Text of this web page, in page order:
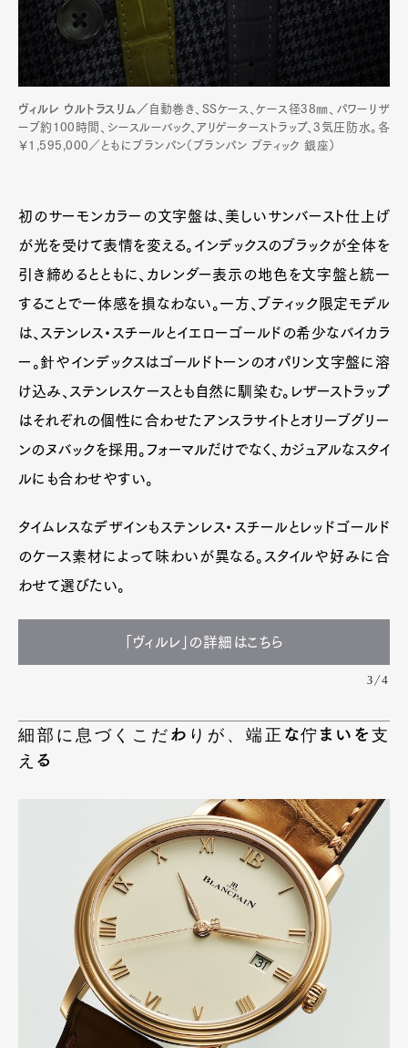
ヴィルレ ウルトラスリム／ 自動巻き、SSケース、ケース径38㎜、パワーリザ
ーブ約100時間、シースルーバック、アリゲーターストラップ、3気圧防水。各
￥1,595,000／ともにブランパン（ブランパン ブティック 銀座）
初のサーモンカラーの文字盤は、美しいサンバースト仕上げ
が光を受けて表情を変える。インデックスのブラックが全体を
引き締めるとともに、カレンダー表示の地色を文字盤と統一
することで一体感を損なわない。一方、ブティック限定モデル
は、ステンレス・スチールとイエローゴールドの希少なバイカラ
ー。針やインデックスはゴールドトーンのオパリン文字盤に溶
け込み、ステンレスケースとも自然に馴染む。レザーストラップ
はそれぞれの個性に合わせたアンスラサイトとオリーブグリー
ンのヌバックを採用。フォーマルだけでなく、カジュアルなスタイ
ルにも合わせやすい。
タイムレスなデザインもステンレス・スチールとレッドゴールド
のケース素材によって味わいが異なる。スタイルや好みに合
わせて選びたい。
「ヴィルレ」の詳細はこちら
3/4
細部に息づくこだわりが、端正な佇まいを支
える